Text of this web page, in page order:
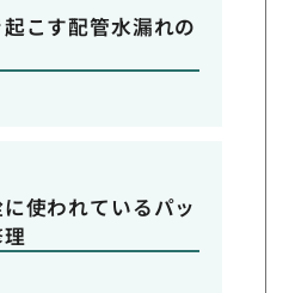
こす配管水漏れの
使われているパッ